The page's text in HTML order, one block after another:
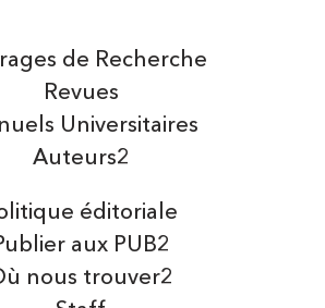
Auteurs2
Universitaires
de Recherche
Revues
éditoriale
aux PUB2
nous trouver2